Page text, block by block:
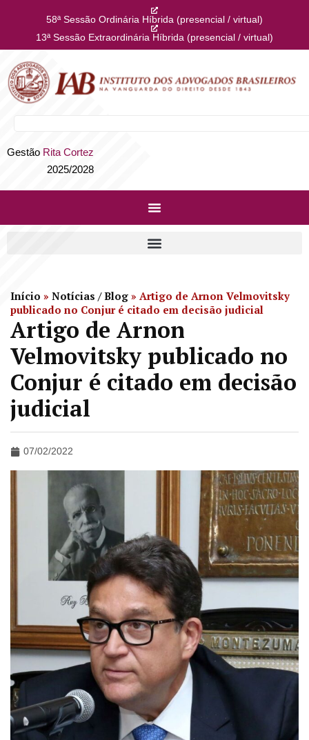
58ª Sessão Ordinária Híbrida (presencial / virtual)
13ª Sessão Extraordinária Híbrida (presencial / virtual)
Gestão Rita Cortez
2025/2028
Início » Notícias / Blog » Artigo de Arnon Velmovitsky
publicado no Conjur é citado em decisão judicial
Artigo de Arnon
Velmovitsky publicado no
Conjur é citado em decisão
judicial
07/02/2022